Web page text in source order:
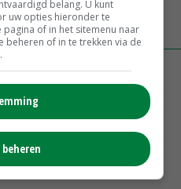
7730
Kees Huizinga: ‘Bezoek van
mag zelf groente plukken’
belang. U kunt
uw opties hieronder te
of in het sitemenu naar
beheren of in te trekken via de